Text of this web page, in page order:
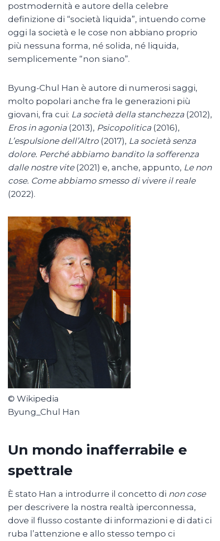
postmodernità e autore della celebre
definizione di “società liquida”, intuendo come
oggi la società e le cose non abbiano proprio
più nessuna forma, né solida, né liquida,
semplicemente “non siano”.
Byung-Chul Han è autore di numerosi saggi,
molto popolari anche fra le generazioni più
giovani, fra cui: La società della stanchezza (2012),
Eros in agonia (2013), Psicopolitica (2016),
L’espulsione dell’Altro(2017), La società senza
dolore. Perché abbiamo bandito la sofferenza
dalle nostre vite(2021) e, anche, appunto, Le non
cose. Come abbiamo smesso di vivere il reale
(2022).
© Wikipedia
Byung_Chul Han
Un mondo inafferrabile e
spettrale
È stato Han a introdurre il concetto di non cose
per descrivere la nostra realtà iperconnessa,
dove il flusso costante di informazioni e di dati ci
ruba l’attenzione e allo stesso tempo ci